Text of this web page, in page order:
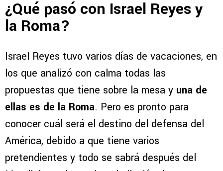
¿Qué pasó con Israel Reyes y
la Roma?
Israel Reyes tuvo varios días de vacaciones, en
los que analizó con calma todas las
propuestas que tiene sobre la mesa y una de
ellas es de la Roma. Pero es pronto para
conocer cuál será el destino del defensa del
América, debido a que tiene varios
pretendientes y todo se sabrá después del